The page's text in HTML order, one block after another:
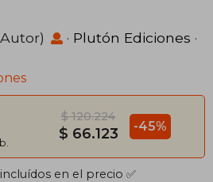
· Plutón Ediciones ·
$ 120.224
$ 66.123 -45%
en el precio ✅